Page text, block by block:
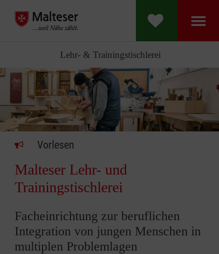
Lehr- & Trainingstischlerei
Vorlesen
Malteser Lehr- und
Trainingstischlerei
Facheinrichtung zur beruflichen
Integration von jungen Menschen in
multiplen Problemlagen